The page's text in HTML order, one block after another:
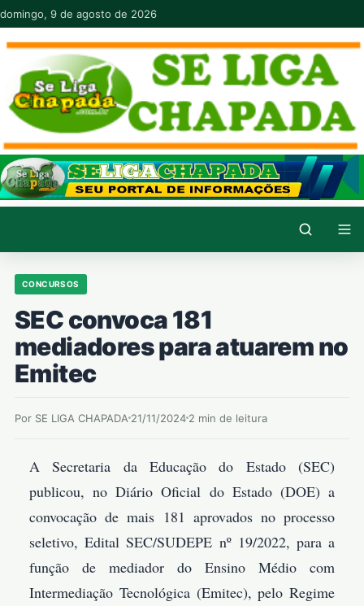
Pular para o conteúdo
domingo, 9 de agosto de 2026
CONCURSOS
SEC convoca 181
mediadores para atuarem no
Emitec
Por SE LIGA CHAPADA 21/11/2024 2 min de leitura
A Secretaria da Educação do Estado (SEC)
publicou, no Diário Oficial do Estado (DOE) a
convocação de mais 181 aprovados no processo
seletivo, Edital SEC/SUDEPE nº 19/2022, para a
função de mediador do Ensino Médio com
Intermediação Tecnológica (Emitec), pelo Regime